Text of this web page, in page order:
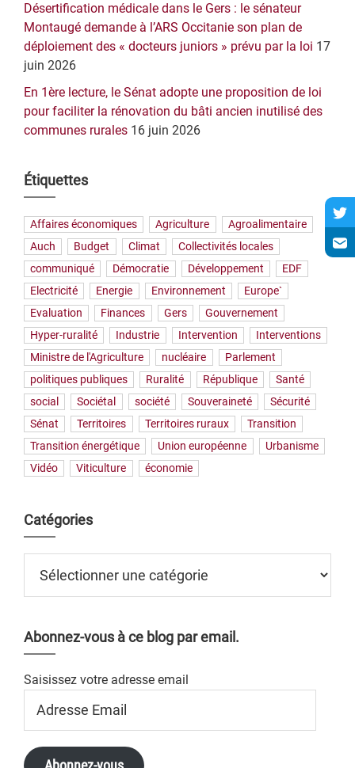
Désertification médicale dans le Gers : le sénateur
Montaugé demande à l’ARS Occitanie son plan de
déploiement des « docteurs juniors » prévu par la loi 17
juin 2026
En 1ère lecture, le Sénat adopte une proposition de loi
pour faciliter la rénovation du bâti ancien inutilisé des
communes rurales 16 juin 2026
Étiquettes
Affaires économiques Agriculture
Agroalimentaire
Auch
Budget Climat
Collectivités locales
communiqué
Démocratie Développement
EDF
Electricité
Energie Environnement
Europe`
Evaluation
Finances Gers
Gouvernement
Hyper-ruralité
Industrie Intervention
Interventions
Ministre de l'Agriculture
nucléaire
Parlement
politiques publiques
Ruralité République
Santé
social
Sociétal société Souveraineté
Sécurité
Sénat
Territoires Territoires ruraux
Transition
Transition énergétique
Union européenne
Urbanisme
Vidéo
Viticulture économie
Catégories
Abonnez-vous à ce blog par email.
Saisissez votre adresse email
Email